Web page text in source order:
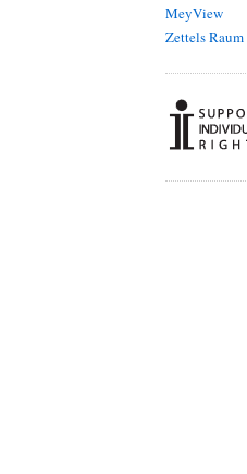
MeyView
Zettels Raum